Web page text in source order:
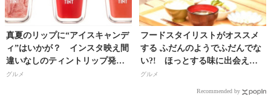
真夏のリップに“アイスキャンデ
ィ”はいかが？ インスタ映え間
違いなしのティントリップ発
売！
グルメ
フードスタイリストがオススメ
する ふだんのようでふだんでな
い?! ほっとする味に出会える
お店「きまんまテーブル」【ワ
グルメ
Recommended by